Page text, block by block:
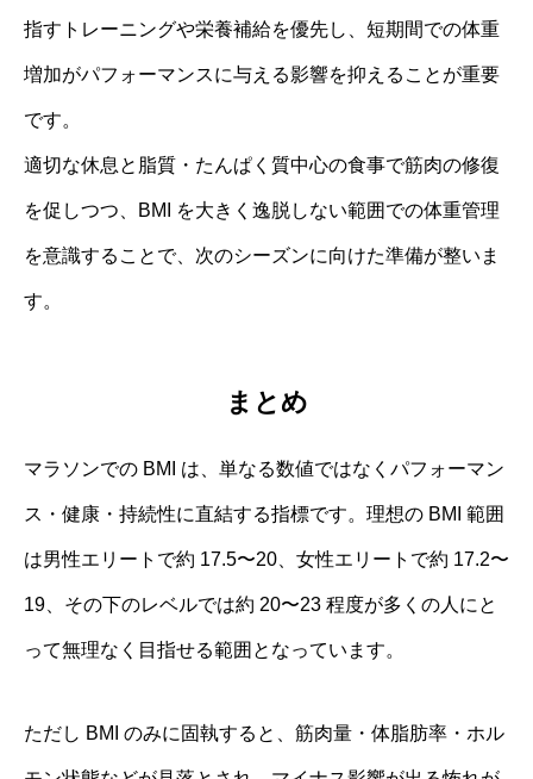
指すトレーニングや栄養補給を優先し、短期間での体重
増加がパフォーマンスに与える影響を抑えることが重要
です。
適切な休息と脂質・たんぱく質中心の食事で筋肉の修復
を促しつつ、BMI を大きく逸脱しない範囲での体重管理
を意識することで、次のシーズンに向けた準備が整いま
す。
まとめ
マラソンでの BMI は、単なる数値ではなくパフォーマン
ス・健康・持続性に直結する指標です。理想の BMI 範囲
は男性エリートで約 17.5〜20、女性エリートで約 17.2〜
19、その下のレベルでは約 20〜23 程度が多くの人にと
って無理なく目指せる範囲となっています。
ただし BMI のみに固執すると、筋肉量・体脂肪率・ホル